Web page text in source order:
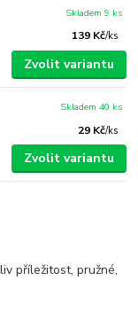
139 Kč/ks
Skladem 9 ks
Zvolit variantu
29 Kč/ks
Skladem 40 ks
Zvolit variantu
příležitost, pružné,